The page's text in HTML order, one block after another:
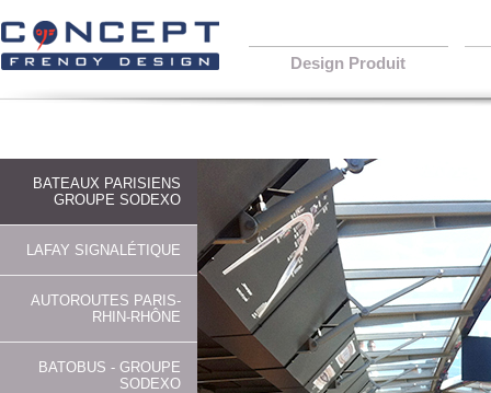
Design Produit
BATEAUX PARISIENS
GROUPE SODEXO
LAFAY SIGNALÉTIQUE
AUTOROUTES PARIS-
RHIN-RHÔNE
BATOBUS - GROUPE
SODEXO